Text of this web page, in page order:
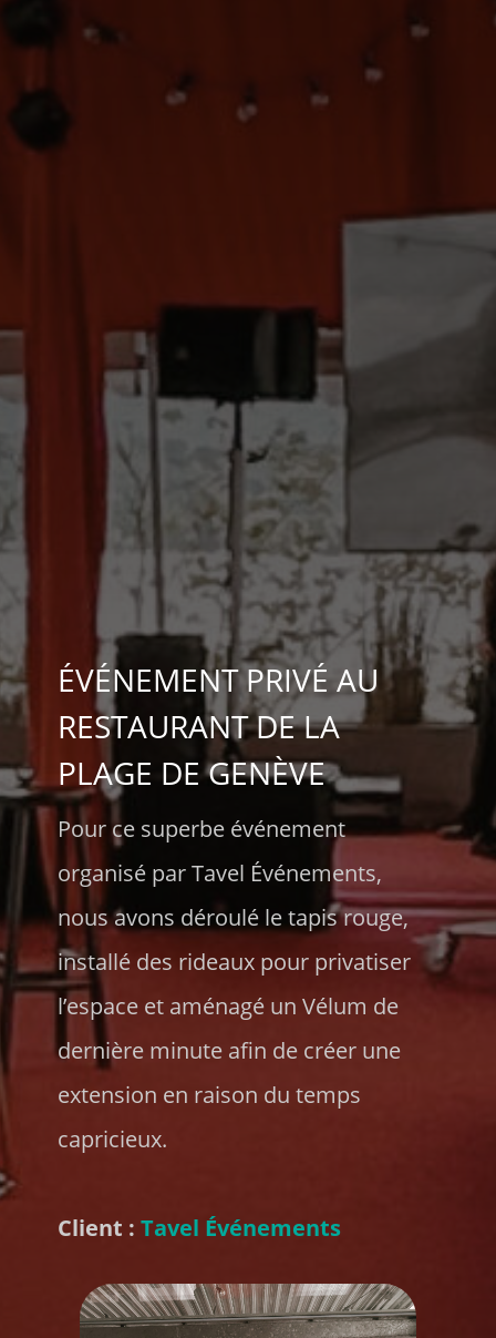
ÉVÉNEMENT PRIVÉ AU
RESTAURANT DE LA
PLAGE DE GENÈVE
Pour ce superbe événement
organisé par Tavel Événements,
nous avons déroulé le tapis rouge,
installé des rideaux pour privatiser
l’espace et aménagé un Vélum de
dernière minute afin de créer une
extension en raison du temps
capricieux.
Client : Tavel Événements